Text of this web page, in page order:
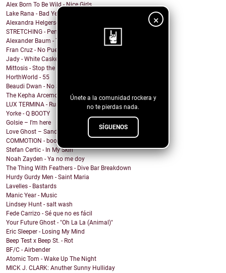
×
Únete a la comunidad rockera y
no te pierdas nada.
SÍGUENOS
Alex Born To Be Wild - Nice Girls
Lake Rana - Bad Year
Alexandra Helgerson - We're Never Going Out
STRETCHING - Pencil Me In
Alexander Baum - Träume
Fran Cruz - No Puedo
Jady - White Casket
Mittosis - Stop the questions
HorthWorld - 55
Beaudi Dwan - No Sense To Me
The Kepha Arcemont Experiment - Southern Boy
LUX TERMINA - Run Rabbit Run
Yorke - Q BOOTY
Golsie – I’m here
Love Ghost – Sandcastles
COMMOTION - booty calls (rewind remix)
Stefan Certic - In My Skin
Noah Zayden - Ya no me doy
The Thing With Feathers - Dive Bar Breakdown
Hurdy Gurdy Men - Saint Maria
Lavelles - Bastards
Manic Year - Music
Lindsey Hunt - salt wash
Fede Carrizo - Sé que no es fácil
Your Future Ghost - "Oh La La (Animal)"
Eric Sleeper - Losing My Mind
Beep Test x Beep St. - Rot
BF/C - Airbender
Atomic Tom - Wake Up The Night
MICK J. CLARK: Anuther Sunny Hulliday